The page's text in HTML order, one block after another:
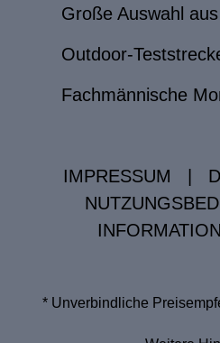
Große Auswahl
Outdoor-
Fachmännische
IMPRESSUM
* Unverbindliche